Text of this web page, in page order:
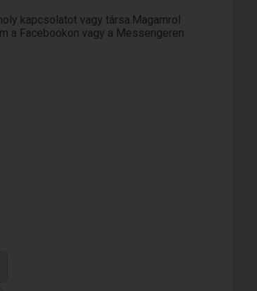
kapcsolatot vagy társa.Magamrol
a Facebookon vagy a Messengeren